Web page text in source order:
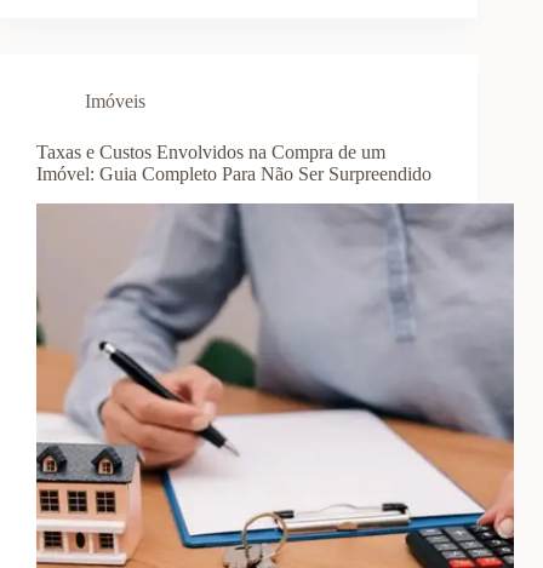
Imóveis
Taxas e Custos Envolvidos na Compra de um
Imóvel: Guia Completo Para Não Ser Surpreendido